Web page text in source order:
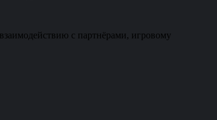
с партнёрами, игровому